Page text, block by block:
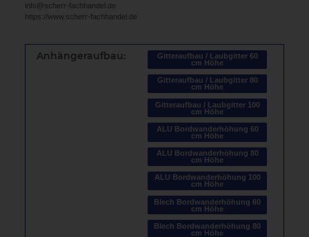
info@scherr-fachhandel.de
https://www.scherr-fachhandel.de
Anhängeraufbau:
Gitteraufbau / Laubgitter 60
cm Höhe
Gitteraufbau / Laubgitter 80
cm Höhe
Gitteraufbau / Laubgitter 100
cm Höhe
ALU Bordwanderhöhung 60
cm Höhe
ALU Bordwanderhöhung 80
cm Höhe
ALU Bordwanderhöhung 100
cm Höhe
Blech Bordwanderhöhung 60
cm Höhe
Blech Bordwanderhöhung 80
cm Höhe